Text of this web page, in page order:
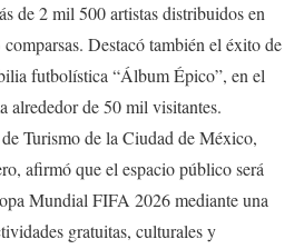
de 2 mil 500 artistas distribuidos en
Destacó también el éxito de
futbolística “Álbum Épico”, en el
alrededor de 50 mil visitantes.
Turismo de la Ciudad de México,
afirmó que el espacio público será
Mundial FIFA 2026 mediante una
gratuitas, culturales y